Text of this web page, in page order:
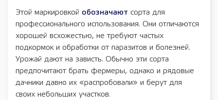
Этой маркировкой обозначают сорта для
профессионального использования. Они отличаются
хорошей всхожестью, не требуют частых
подкормок и обработки от паразитов и болезней.
Урожай дают на зависть. Обычно эти сорта
предпочитают брать фермеры, однако и рядовые
дачники давно их «распробовали» и берут для
своих небольших участков.